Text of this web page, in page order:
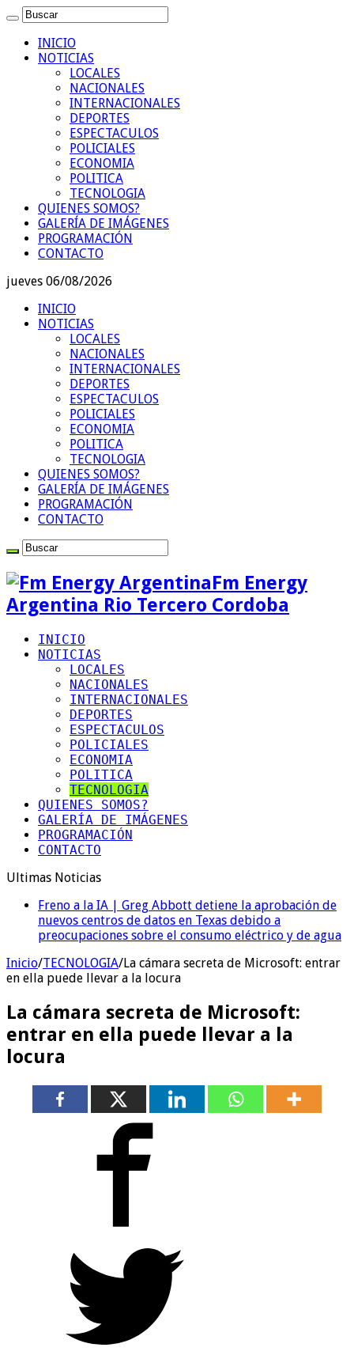
INICIO
NOTICIAS
LOCALES
NACIONALES
INTERNACIONALES
DEPORTES
ESPECTACULOS
POLICIALES
ECONOMIA
POLITICA
TECNOLOGIA
QUIENES SOMOS?
GALERÍA DE IMÁGENES
PROGRAMACIÓN
CONTACTO
jueves 06/08/2026
INICIO
NOTICIAS
LOCALES
NACIONALES
INTERNACIONALES
DEPORTES
ESPECTACULOS
POLICIALES
ECONOMIA
POLITICA
TECNOLOGIA
QUIENES SOMOS?
GALERÍA DE IMÁGENES
PROGRAMACIÓN
CONTACTO
Fm Energy
Argentina Rio Tercero Cordoba
INICIO
NOTICIAS
LOCALES
NACIONALES
INTERNACIONALES
DEPORTES
ESPECTACULOS
POLICIALES
ECONOMIA
POLITICA
TECNOLOGIA
QUIENES SOMOS?
GALERÍA DE IMÁGENES
PROGRAMACIÓN
CONTACTO
Ultimas Noticias
Te ofrecen trabajo, pero es un engaño: así son las
nuevas estafas laborales para robar dinero y datos
Inicio/TECNOLOGIA/La cámara secreta de Microsoft: entrar
en ella puede llevar a la locura
La cámara secreta de Microsoft:
entrar en ella puede llevar a la
locura